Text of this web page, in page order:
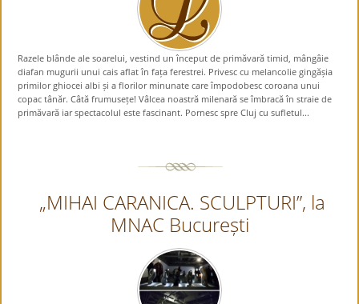
Razele blânde ale soarelui, vestind un început de primăvară timid, mângâie
diafan mugurii unui cais aflat în fața ferestrei. Privesc cu melancolie gingășia
primilor ghiocei albi și a florilor minunate care împodobesc coroana unui
copac tânăr. Câtă frumusețe! Vâlcea noastră milenară se îmbracă în straie de
primăvară iar spectacolul este fascinant. Pornesc spre Cluj cu sufletul...
„MIHAI CARANICA. SCULPTURI”, la
MNAC București